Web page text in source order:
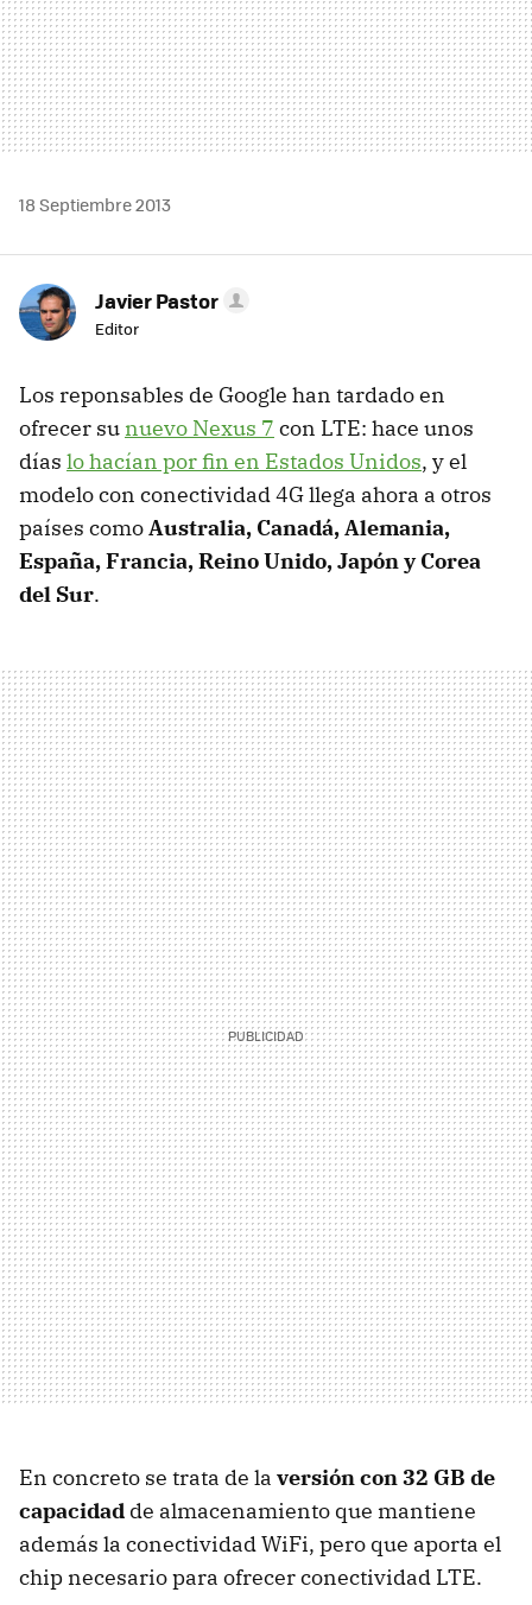
18 Septiembre 2013
Javier Pastor
Editor
Los reponsables de Google han tardado en
ofrecer su nuevo Nexus 7 con LTE: hace unos
días lo hacían por fin en Estados Unidos, y el
modelo con conectividad 4G llega ahora a otros
países comoAustralia, Canadá, Alemania,
España, Francia, Reino Unido, Japón y Corea
del Sur.
En concreto se trata de la versión con 32 GB de
capacidad de almacenamiento que mantiene
además la conectividad WiFi, pero que aporta el
chip necesario para ofrecer conectividad LTE.